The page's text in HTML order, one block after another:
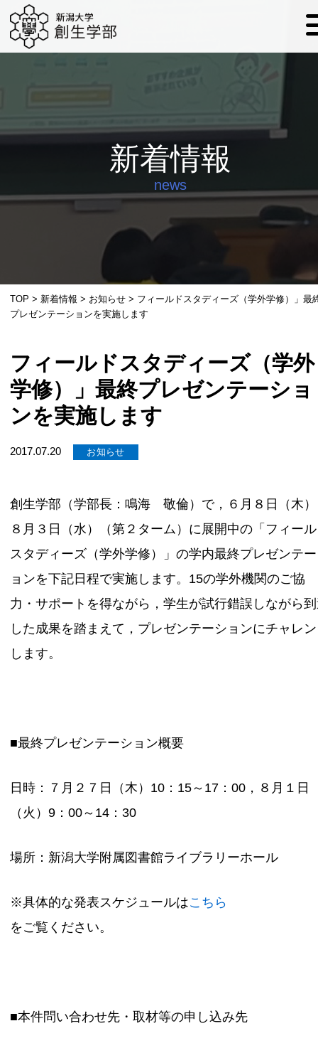
新着情報
news
TOP > 新着情報 > お知らせ > フィールドスタディーズ（学外学修）」最
プレゼンテーションを実施します
フィールドスタディーズ（学外
学修）」最終プレゼンテーショ
ンを実施します
2017.07.20 お知らせ
創生学部（学部長：鳴海 敬倫）で，６月８日（木
８月３日（水）（第２ターム）に展開中の「フィー
スタディーズ（学外学修）」の学内最終プレゼンテ
ョンを下記日程で実施します。15の学外機関のご協
力・サポートを得ながら，学生が試行錯誤しながら
した成果を踏まえて，プレゼンテーションにチャレ
します。
■最終プレゼンテーション概要
日時：７月２７日（木）10：15～17：00，８月１日
（火）9：00～14：30
場所：新潟大学附属図書館ライブラリーホール
※具体的な発表スケジュールはこちら
をご覧ください。
■本件問い合わせ先・取材等の申し込み先